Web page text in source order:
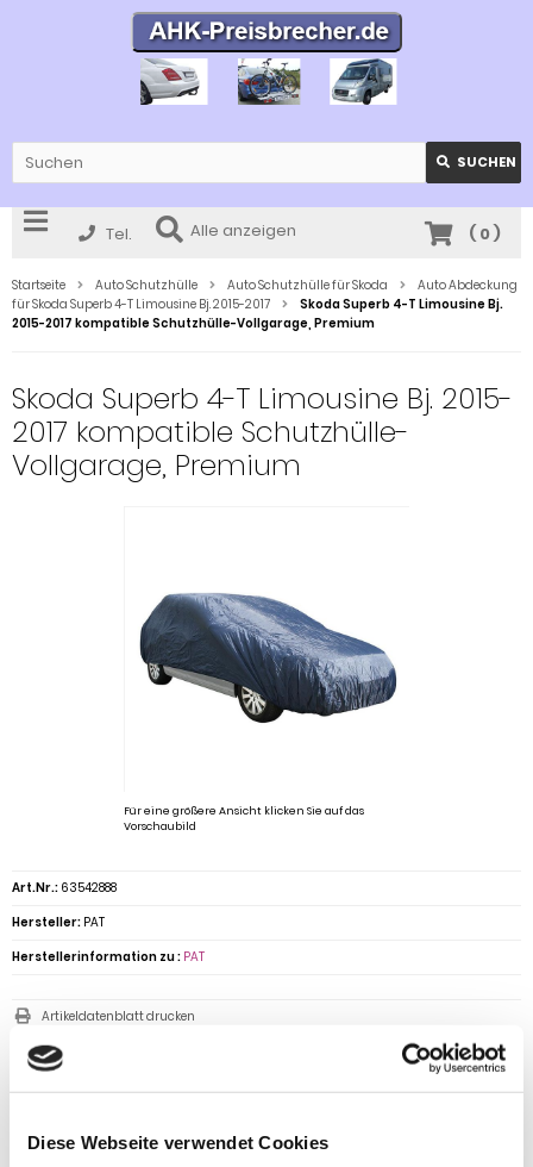
Diese Webseite verwendet Cookies
SUCHEN
Tel. Alle anzeigen ( 0)
Startseite Auto Schutzhülle Auto Schutzhülle für Skoda
Auto Abdeckung
für Skoda Superb 4-T Limousine Bj. 2015-2017
Skoda Superb 4-T Limousine Bj.
2015-2017 kompatible Schutzhülle-Vollgarage, Premium
Skoda Superb 4-T Limousine Bj. 2015-
2017 kompatible Schutzhülle-
Vollgarage, Premium
Für eine größere Ansicht klicken Sie auf das
Vorschaubild
83,78 €
Art.Nr.: 63542888
Hersteller: PAT
Herstellerinformation zu : PAT
Artikeldatenblatt drucken